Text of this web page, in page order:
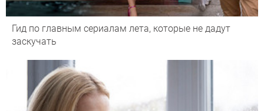
Гид по главным сериалам лета, которые не дадут
заскучать